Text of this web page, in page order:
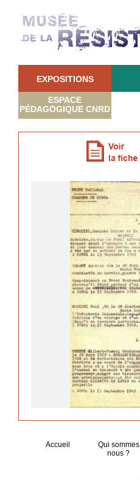
EXPOSITIONS
ESPACE
PÉDAGOGIQUE CNRD
Accueil
Qui sommes
nous ?